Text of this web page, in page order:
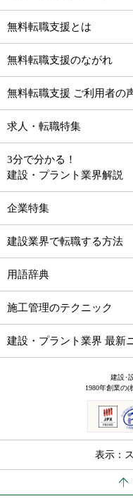
無料転職支援とは
無料転職支援のながれ
無料転職支援 ご利用者の
求人・転職特集
3分で分かる！
建設・プラント業界解説
企業特集
建設業界で転職する方法
用語辞典
施工管理のテクニック
建設・プラント業界 最新
建設･
1980年創業の(
表示：